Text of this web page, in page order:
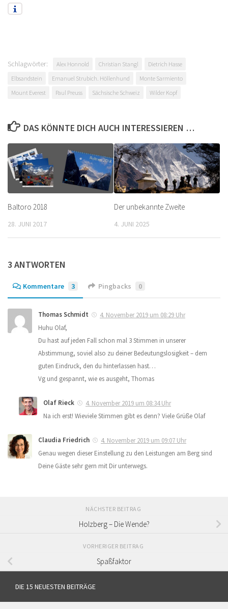
Schlagwörter: Alex Honnold Christian Stangl
Dietrich Hasse
Elbsandstein
Emanuel Strubich. Höllenhund
Monte Sarmiento
Mount Everest
Paul Preuss Sächsische Schweiz Wilder Kopf
DAS KÖNNTE DICH AUCH INTERESSIEREN …
Baltoro 2018
28. JUNI 2017
Der unbekannte Zweite
4. JUNI 2025
3 ANTWORTEN
Kommentare 3 Pingbacks 0
Thomas Schmidt
4. November 2019 um 08:29 Uhr
Huhu Olaf,
Du hast auf jeden Fall schon mal 3 Stimmen in unserer
Abstimmung, soviel also zu deiner Bedeutungslosigkeit – dem
guten Eindruck, den du hinterlassen hast…
Vg und gespannt, wie es ausgeht, Thomas
Olaf Rieck
4. November 2019 um 08:34 Uhr
Na ich erst! Wieviele Stimmen gibt es denn? Viele Grüße Olaf
Claudia Friedrich
4. November 2019 um 09:07 Uhr
Genau wegen dieser Einstellung zu den Leistungen am Berg sind
Deine Gäste sehr gern mit Dir unterwegs.
NÄCHSTER BEITRAG
Holzberg – Die Wende?
VORHERIGER BEITRAG
Spaßfaktor
DIE 15 NEUESTEN BEITRÄGE